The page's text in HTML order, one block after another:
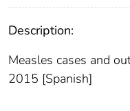
Description:
Measles cases and
2015 [Spanish]